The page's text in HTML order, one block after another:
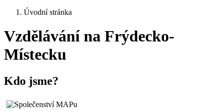
Úvodní stránka
Vzdělávání na Frýdecko-
Místecku
Kdo jsme?